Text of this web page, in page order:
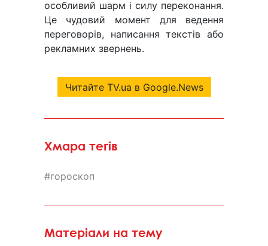
особливий шарм і силу переконання.
Це чудовий момент для ведення
переговорів, написання текстів або
рекламних звернень.
Читайте TV.ua в Google.News
Хмара тегів
гороскоп
Матеріали на тему